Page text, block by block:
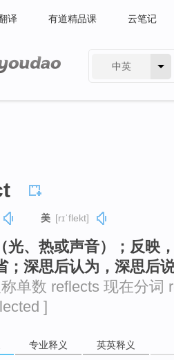
译 有道精品课 云笔记
中英
美 [rɪˈflekt]
光、热或声音）；反映
；深思后认为，深思后
单数 reflects 现在分词
]
专业释义 英英释义